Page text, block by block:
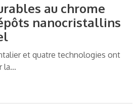
au chrome
nanocristallins
et quatre technologies ont
la…